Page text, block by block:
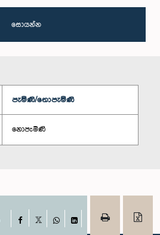
සොයන්න
පැමිණි/නොපැමිණි
නොපැමිණි
Facebook
WhatsAppLinkedIn